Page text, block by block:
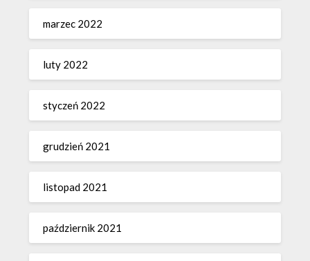
marzec 2022
luty 2022
styczeń 2022
grudzień 2021
listopad 2021
październik 2021